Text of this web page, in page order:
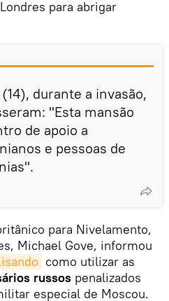
para abrigar
durante a invasão,
"Esta mansão
de apoio a
e pessoas de
para Nivelamento,
Michael Gove, informou
como utilizar as
russos penalizados
especial de Moscou.